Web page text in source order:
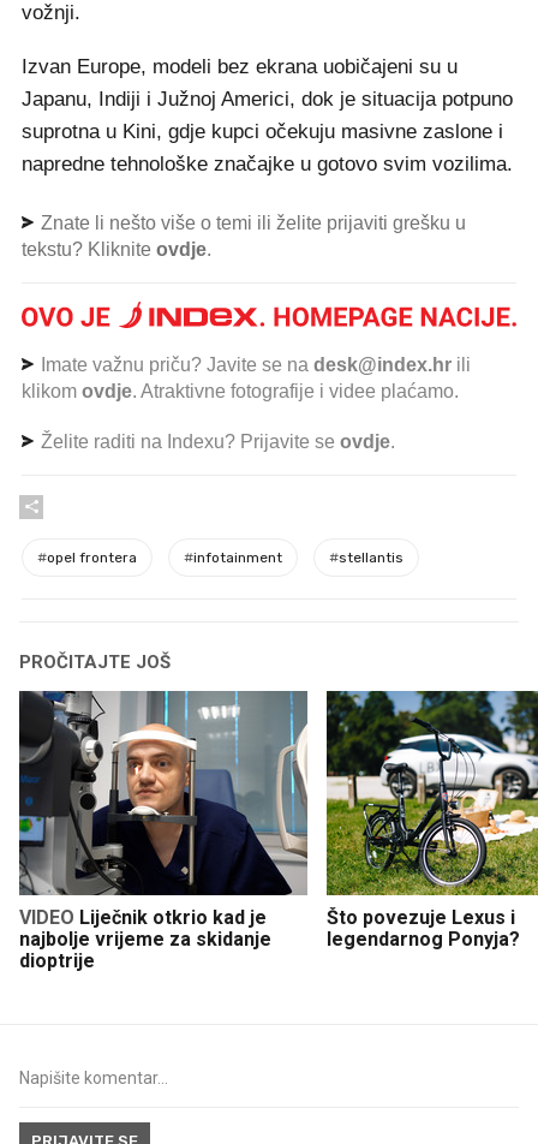
vožnji.
Izvan Europe, modeli bez ekrana uobičajeni su u
Japanu, Indiji i Južnoj Americi, dok je situacija potpuno
suprotna u Kini, gdje kupci očekuju masivne zaslone i
napredne tehnološke značajke u gotovo svim vozilima.
Znate li nešto više o temi ili želite prijaviti grešku u
tekstu? Kliknite ovdje.
Imate važnu priču? Javite se na desk@index.hr ili
klikom ovdje. Atraktivne fotografije i videe plaćamo.
Želite raditi na Indexu? Prijavite se ovdje.
#opel frontera #infotainment #stellantis
PROČITAJTE JOŠ
VIDEO
najbolje vrijeme za skidanje
dioptrije
Što povezuje Lexus i
legendarnog Ponyja?